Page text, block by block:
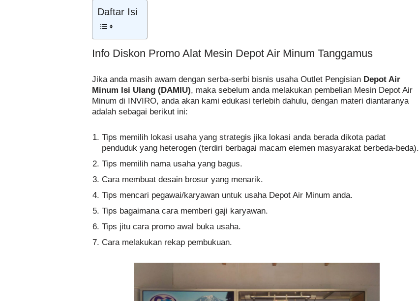
Daftar Isi
Info Diskon Promo Alat Mesin Depot Air Minum Tanggamus
Jika anda masih awam dengan serba-serbi bisnis usaha Outlet Pengisian Depot Air
Minum Isi Ulang (DAMIU), maka sebelum anda melakukan pembelian Mesin Depot Air
Minum di INVIRO, anda akan kami edukasi terlebih dahulu, dengan materi diantaranya
adalah sebagai berikut ini:
Tips memilih lokasi usaha yang strategis jika lokasi anda berada dikota padat
penduduk yang heterogen (terdiri berbagai macam elemen masyarakat berbeda-beda).
Tips memilih nama usaha yang bagus.
Cara membuat desain brosur yang menarik.
Tips mencari pegawai/karyawan untuk usaha Depot Air Minum anda.
Tips bagaimana cara memberi gaji karyawan.
Tips jitu cara promo awal buka usaha.
Cara melakukan rekap pembukuan.